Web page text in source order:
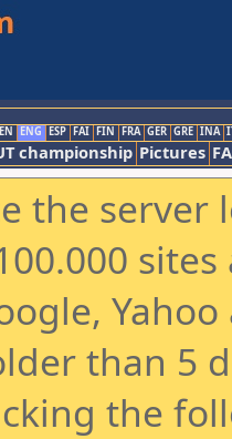
ENG ESP FAI FIN FRA GER GRE INA
championship Pictures
the
than 5
the